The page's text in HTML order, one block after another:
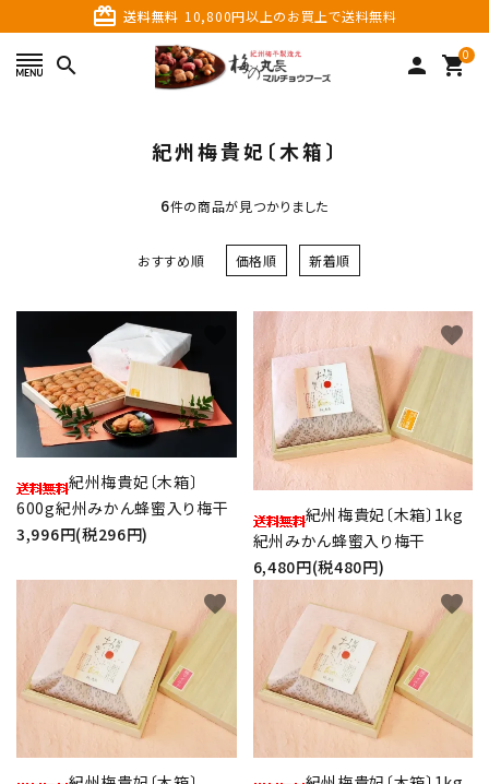
card_giftcard 送料無料 10,800円以上のお買上で送料無料
search person 0
shopping_cart
search
カテゴリーから探す
価格から探す
ご利用ガイド
プライバシーポリシー
特定商取引法について
お問い合わせ
紀州梅貴妃〔木箱〕
6件の商品が見つかりました
おすすめ順 価格順 新着順
紀州梅貴妃〔木箱〕
600g紀州みかん蜂蜜入り梅干
3,996円(税296円)
紀州梅貴妃〔木箱〕1kg
紀州みかん蜂蜜入り梅干
6,480円(税480円)
favorite
favorite favorite